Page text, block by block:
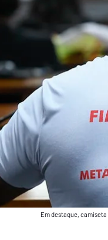
Em destaque, camiseta